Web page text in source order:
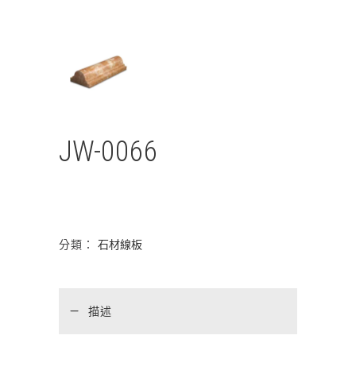
JW-0066
分類： 石材線板
描述